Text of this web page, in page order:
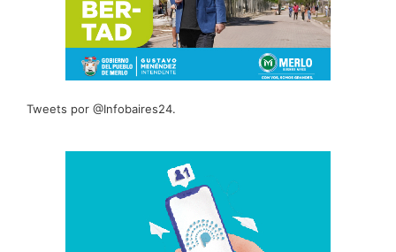
Tweets por @Infobaires24.